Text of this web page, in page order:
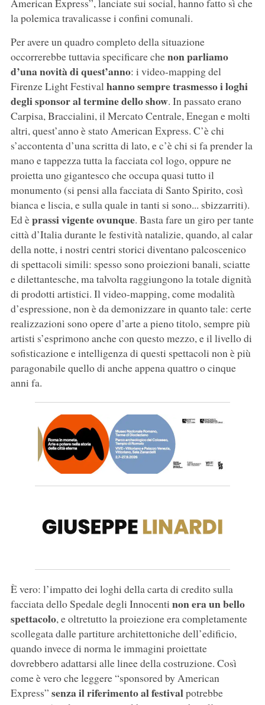
American Express”, lanciate sui social, hanno fatto sì che
la polemica travalicasse i confini comunali.
Per avere un quadro completo della situazione
occorrerebbe tuttavia specificare chenon parliamo
d’una novità di quest’anno: i video-mapping del
Firenze Light Festivalhanno sempre trasmesso i loghi
degli sponsor al termine dello show. In passato erano
Carpisa, Braccialini, il Mercato Centrale, Enegan e molti
altri, quest’anno è stato American Express. C’è chi
s’accontenta d’una scritta di lato, e c’è chi si fa prender la
mano e tappezza tutta la facciata col logo, oppure ne
proietta uno gigantesco che occupa quasi tutto il
monumento (si pensi alla facciata di Santo Spirito, così
bianca e liscia, e sulla quale in tanti si sono... sbizzarriti).
Ed èprassi vigente ovunque. Basta fare un giro per tante
città d’Italia durante le festività natalizie, quando, al calar
della notte, i nostri centri storici diventano palcoscenico
di spettacoli simili: spesso sono proiezioni banali, sciatte
e dilettantesche, ma talvolta raggiungono la totale dignità
di prodotti artistici. Il video-mapping, come modalità
d’espressione, non è da demonizzare in quanto tale: certe
realizzazioni sono opere d’arte a pieno titolo, sempre più
artisti s’esprimono anche con questo mezzo, e il livello di
sofisticazione e intelligenza di questi spettacoli non è più
paragonabile quello di anche appena quattro o cinque
anni fa.
È vero: l’impatto dei loghi della carta di credito sulla
facciata dello Spedale degli Innocenti non era un bello
spettacolo, e oltretutto la proiezione era completamente
scollegata dalle partiture architettoniche dell’edificio,
quando invece di norma le immagini proiettate
dovrebbero adattarsi alle linee della costruzione. Così
come è vero che leggere “sponsored by American
Express” senza il riferimento al festivalpotrebbe